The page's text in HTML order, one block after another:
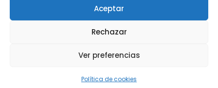
Aceptar
Rechazar
Ver preferencias
Política de cookies
Cookies
Silva SD · 2026 |InFouz